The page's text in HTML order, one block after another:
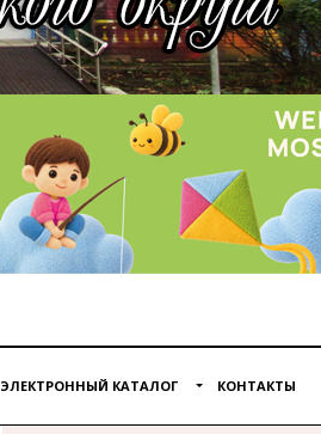
ЭЛЕКТРОННЫЙ КАТАЛОГ КОНТАКТЫ